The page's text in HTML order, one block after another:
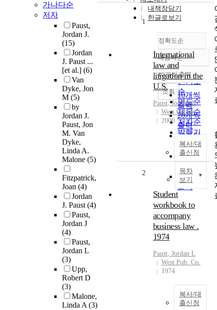
가나다순
저자
Paust,
Jordan J.
(15)
Jordan
J. Paust ...
[et al.] (6)
Van
Dyke, Jon
M (5)
by
Jordan J.
Paust, Jon
M. Van
Dyke,
Linda A.
Malone (5)
Fitzpatrick,
Joan (4)
Jordan
J. Paust(4)
Paust,
Jordan J
(4)
Paust,
Jordan L
(3)
Upp,
Robert D
(3)
Malone,
Linda A(3)
내책장담기
한글로보기
정확도순
정확도
순
인기도
순
연도순
제목순
저자순
발행기
관순
내림차순
내림차순
10개씩 출력
10개씩
출력
20개씩
출력
30개씩
출력
50개씩
출력
100개씩
출력
조회
1
International
law and
litigation in the
U.S.
Paust, Jordan J.
West Group
2000
복사/대
출신청
목차
보기
2
Student
workbook to
accompany
business law .
1974
Paust, Jordan L
West Pub. Co.
1974
복사/대
출신청